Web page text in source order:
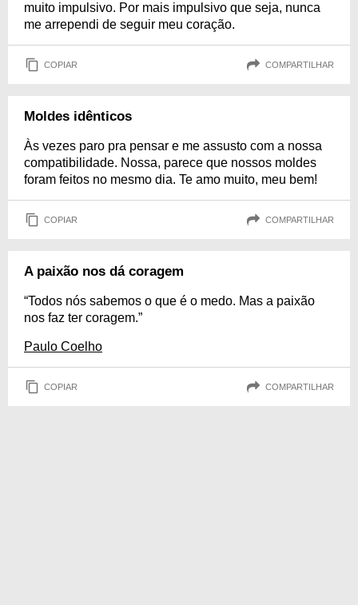
muito impulsivo. Por mais impulsivo que seja, nunca
me arrependi de seguir meu coração.
COPIAR COMPARTILHAR
Moldes idênticos
Às vezes paro pra pensar e me assusto com a nossa
compatibilidade. Nossa, parece que nossos moldes
foram feitos no mesmo dia. Te amo muito, meu bem!
COPIAR COMPARTILHAR
A paixão nos dá coragem
“Todos nós sabemos o que é o medo. Mas a paixão
nos faz ter coragem.”
Paulo Coelho
COPIAR COMPARTILHAR